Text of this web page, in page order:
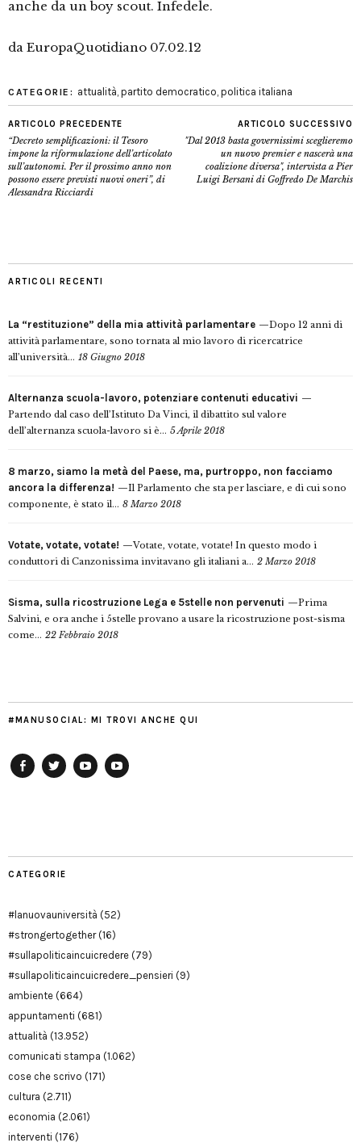
anche da un boy scout. Infedele.
da EuropaQuotidiano 07.02.12
CATEGORIE: attualità, partito democratico, politica italiana
ARTICOLO PRECEDENTE
“Decreto semplificazioni: il Tesoro
impone la riformulazione dell’articolato
sull’autonomi. Per il prossimo anno non
possono essere previsti nuovi oneri”, di
Alessandra Ricciardi
ARTICOLO SUCCESSIVO
"Dal 2013 basta governissimi sceglieremo
un nuovo premier e nascerà una
coalizione diversa", intervista a Pier
Luigi Bersani di Goffredo De Marchis
ARTICOLI RECENTI
La “restituzione” della mia attività parlamentare
Dopo 12 anni di
attività parlamentare, sono tornata al mio lavoro di ricercatrice
all’università... 18 Giugno 2018
Alternanza scuola-lavoro, potenziare contenuti educativi
Partendo dal caso dell’Istituto Da Vinci, il dibattito sul valore
dell’alternanza scuola-lavoro si è... 5 Aprile 2018
8 marzo, siamo la metà del Paese, ma, purtroppo, non facciamo
ancora la differenza!
Il Parlamento che sta per lasciare, e di cui sono
componente, è stato il... 8 Marzo 2018
Votate, votate, votate!
Votate, votate, votate! In questo modo i
conduttori di Canzonissima invitavano gli italiani a... 2 Marzo 2018
Sisma, sulla ricostruzione Lega e 5stelle non pervenuti
Prima
Salvini, e ora anche i 5stelle provano a usare la ricostruzione post-sisma
come... 22 Febbraio 2018
#MANUSOCIAL: MI TROVI ANCHE QUI
CATEGORIE
#lanuovauniversità (52)
#strongertogether(16)
#sullapoliticaincuicredere (79)
#sullapoliticaincuicredere_pensieri (9)
ambiente (664)
appuntamenti (681)
attualità (13.952)
comunicati stampa (1.062)
cose che scrivo (171)
cultura (2.711)
economia (2.061)
interventi (176)